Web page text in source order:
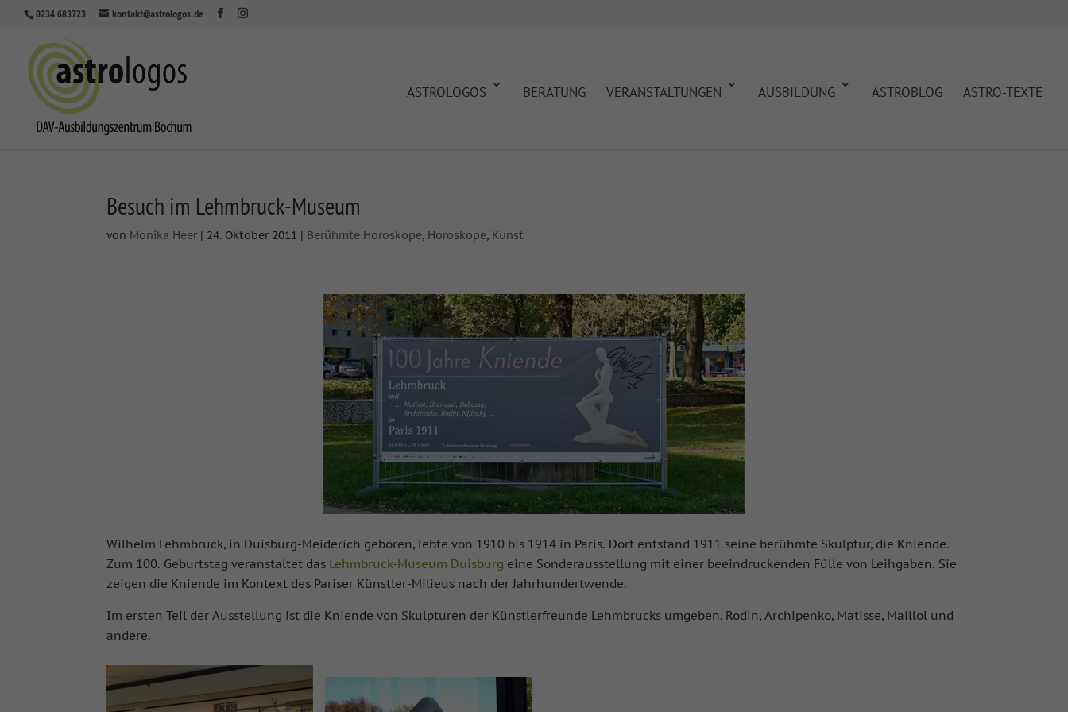
0234 683723 kontakt@astrologos.de
ASTROLOGOS BERATUNG VERANSTALTUNGEN AUSBILDUNG ASTROBLOG ASTRO-TEXTE
Besuch im Lehmbruck-Museum
von Monika Heer | 24. Oktober 2011 | Berühmte Horoskope, Horoskope, Kunst
Wilhelm Lehmbruck, in Duisburg-Meiderich geboren, lebte von 1910 bis 1914 in Paris. Dort entstand 1911 seine berühmte Skulptur, die Kniende.
Zum 100. Geburtstag veranstaltet das Lehmbruck-Museum Duisburg eine Sonderausstellung mit einer beeindruckenden Fülle von Leihgaben. Sie
zeigen die Kniende im Kontext des Pariser Künstler-Milieus nach der Jahrhundertwende.
Im ersten Teil der Ausstellung ist die Kniende von Skulpturen der Künstlerfreunde Lehmbrucks umgeben, Rodin, Archipenko, Matisse, Maillol und
andere.